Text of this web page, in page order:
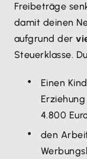
Freibeträge
damit deinen
aufgrund der
Steuerklasse.
Einen
4.800
den